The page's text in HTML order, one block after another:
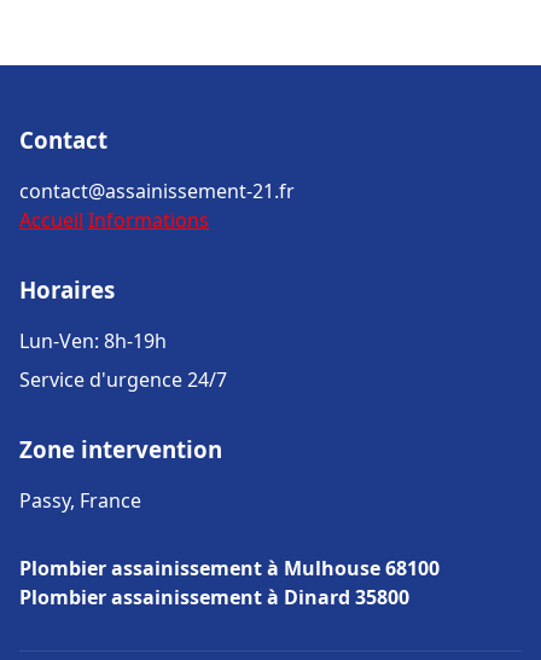
Contact
contact@assainissement-21.fr
Accueil Informations
Horaires
Lun-Ven: 8h-19h
Service d'urgence 24/7
Zone intervention
Passy, France
Plombier assainissement à Mulhouse 68100
Plombier assainissement à Dinard 35800